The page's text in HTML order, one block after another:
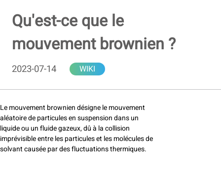
Qu'est-ce que le
mouvement brownien ?
2023-07-14 WIKI
Le mouvement brownien désigne le mouvement
aléatoire de particules en suspension dans un
liquide ou un fluide gazeux, dû à la collision
imprévisible entre les particules et les molécules de
solvant causée par des fluctuations thermiques.